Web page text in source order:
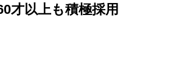
才以上も積極採用